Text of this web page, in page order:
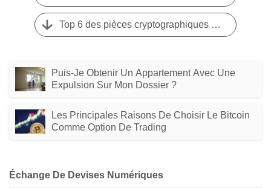
Top 6 des pièces cryptographiques Web3 prometteuses pour mai 2026
Puis-Je Obtenir Un Appartement Avec Une
Expulsion Sur Mon Dossier ?
Les Principales Raisons De Choisir Le Bitcoin
Comme Option De Trading
Échange De Devises Numériques